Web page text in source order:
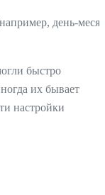
день-
быстро
их бывает
настройки